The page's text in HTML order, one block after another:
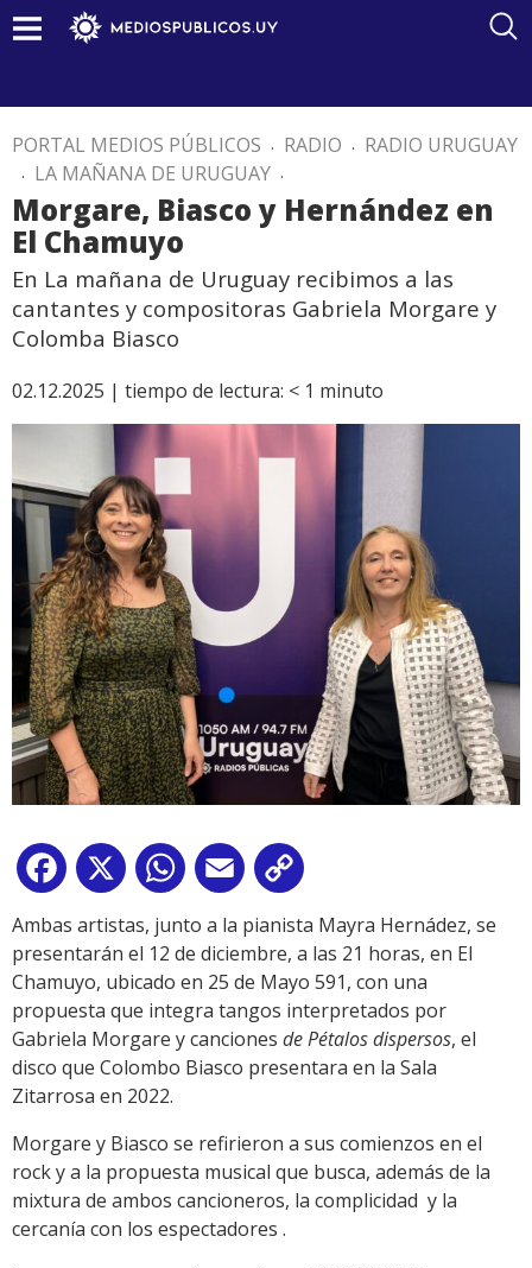
PORTAL MEDIOS PÚBLICOS . RADIO . RADIO URUGUAY
. LA MAÑANA DE URUGUAY .
Morgare, Biasco y Hernández en
El Chamuyo
En La mañana de Uruguay recibimos a las
cantantes y compositoras Gabriela Morgare y
Colomba Biasco
02.12.2025 | tiempo de lectura: < 1 minuto
Facebook
X WhatsApp
Email
Link
Ambas artistas, junto a la pianista Mayra Hernádez, se
presentarán el 12 de diciembre, a las 21 horas, en El
Chamuyo, ubicado en 25 de Mayo 591, con una
propuesta que integra tangos interpretados por
Gabriela Morgare y canciones de Pétalos dispersos, el
disco que Colombo Biasco presentara en la Sala
Zitarrosa en 2022.
Morgare y Biasco se refirieron a sus comienzos en el
rock y a la propuesta musical que busca, además de la
mixtura de ambos cancioneros, la complicidad y la
cercanía con los espectadores .